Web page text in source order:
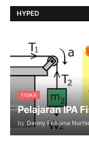
HYPED
FISIKA
Pelajaran IPA
by Denny Febiana